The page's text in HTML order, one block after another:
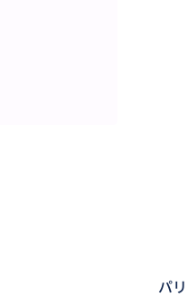
パリ